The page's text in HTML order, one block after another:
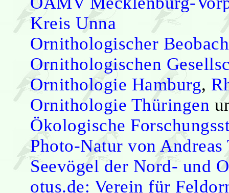
Kreis Unna
Ornithologischer
Ornithologischen
Ornithologie Hamburg,
Ornithologie Thüringen
Ökologische
Photo-Natur von Andreas
Seevögel der Nord- und
otus.de: Verein für